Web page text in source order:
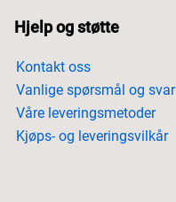
Hjelp og støtte
Kontakt oss
Vanlige spørsmål og svar
Våre leveringsmetoder
Kjøps- og leveringsvilkår